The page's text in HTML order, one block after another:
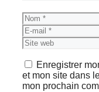
Nom
Enregistrer
et mon site dans
mon prochain